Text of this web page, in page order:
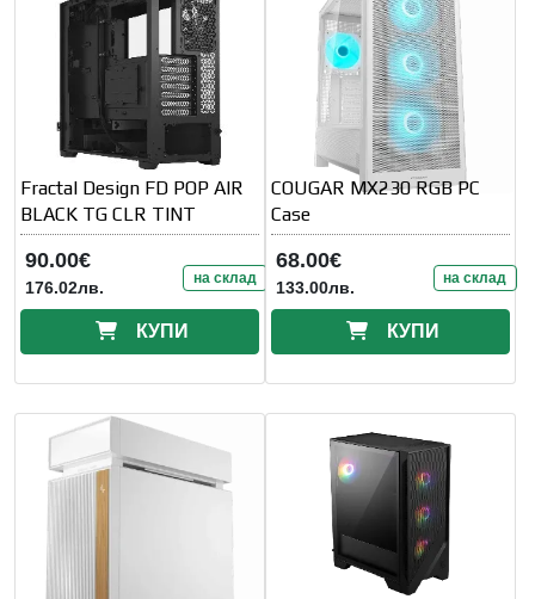
Fractal Design FD POP AIR
BLACK TG CLR TINT
90.00€
176.02лв. на склад
КУПИ
COUGAR MX230 RGB PC
Case
68.00€
133.00лв. на склад
КУПИ